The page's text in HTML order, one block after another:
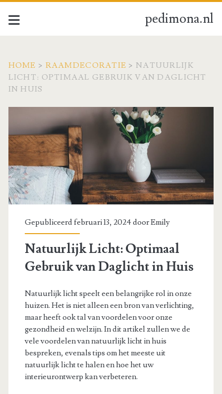
pedimona.nl
HOME > RAAMDECORATIE >NATUURLIJK
LICHT: OPTIMAAL GEBRUIK VAN DAGLICHT
IN HUIS
Gepubliceerd februari 13, 2024 doorEmily
Natuurlijk Licht: Optimaal
Gebruik van Daglicht in Huis
Natuurlijk licht speelt een belangrijke rol in onze
huizen. Het is niet alleen een bron van verlichting,
maar heeft ook tal van voordelen voor onze
gezondheid en welzijn. In dit artikel zullen we de
vele voordelen van natuurlijk licht in huis
bespreken, evenals tips om het meeste uit
natuurlijk licht te halen en hoe het uw
interieurontwerp kan verbeteren.